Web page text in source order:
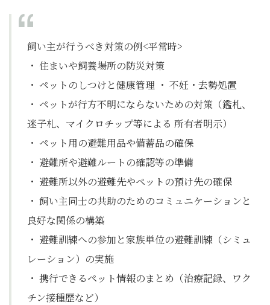
飼い主が行うべき対策の例<平常時>
・ 住まいや飼養場所の防災対策
・ ペットのしつけと健康管理 ・ 不妊・去勢処置
・ ペットが行方不明にならないための対策 （鑑札、
迷子札、マイクロチップ等による 所有者明示）
・ ペット用の避難用品や備蓄品の確保
・ 避難所や避難ルートの確認等の準備
・ 避難所以外の避難先やペットの預け先の確保
・ 飼い主同士の共助のためのコミュニケーションと
良好な関係の構築
・ 避難訓練への参加と家族単位の避難訓練 （シミュ
レーション） の実施
・ 携行できるペット情報のまとめ （治療記録、ワク
チン接種歴など）